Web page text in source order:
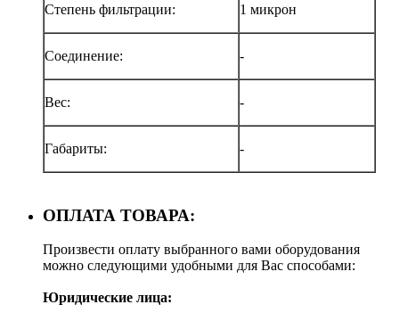
Степень фильтрации: 1 микрон
Соединение: -
Вес: -
Габариты: -
ОПЛАТА ТОВАРА:
Произвести оплату выбранного вами оборудования
можно следующими удобными для Вас способами:
Юридические лица: